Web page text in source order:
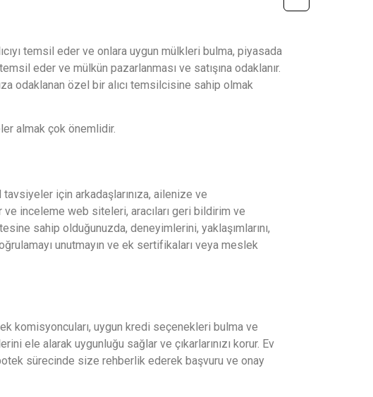
temsil eder ve onlara uygun mülkleri bulma, piyasada
eder ve mülkün pazarlanması ve satışına odaklanır.
odaklanan özel bir alıcı temsilcisine sahip olmak
almak çok önemlidir.
için arkadaşlarınıza, ailenize ve
inceleme web siteleri, aracıları geri bildirim ve
sahip olduğunuzda, deneyimlerini, yaklaşımlarını,
unutmayın ve ek sertifikaları veya meslek
komisyoncuları, uygun kredi seçenekleri bulma ve
ele alarak uygunluğu sağlar ve çıkarlarınızı korur. Ev
sürecinde size rehberlik ederek başvuru ve onay